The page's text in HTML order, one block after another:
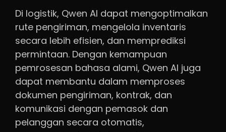
Di logistik, Qwen AI dapat mengoptimalkan
rute pengiriman, mengelola inventaris
secara lebih efisien, dan memprediksi
permintaan. Dengan kemampuan
pemrosesan bahasa alami, Qwen AI juga
dapat membantu dalam memproses
dokumen pengiriman, kontrak, dan
komunikasi dengan pemasok dan
pelanggan secara otomatis,